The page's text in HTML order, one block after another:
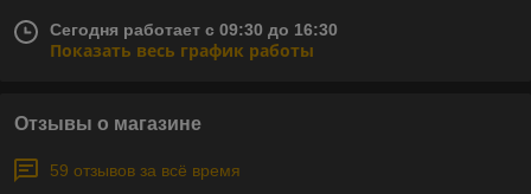
Сегодня работает с 09:30 до 16:30
Показать весь график работы
Отзывы о магазине
59 отзывов за всё время